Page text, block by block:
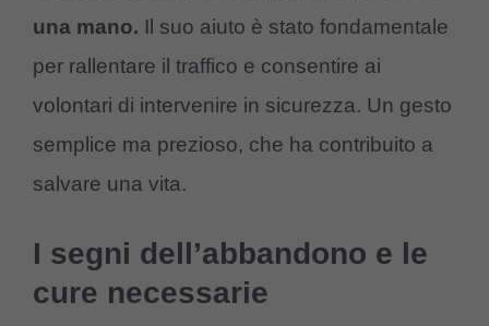
una mano. Il suo aiuto è stato fondamentale
per rallentare il traffico e consentire ai
volontari di intervenire in sicurezza. Un gesto
semplice ma prezioso, che ha contribuito a
salvare una vita.
I segni dell’abbandono e le
cure necessarie